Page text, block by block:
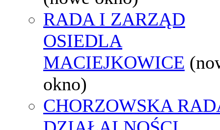
RADA I ZARZĄD
OSIEDLA
MACIEJKOWICE
okno)
CHORZOWSKA